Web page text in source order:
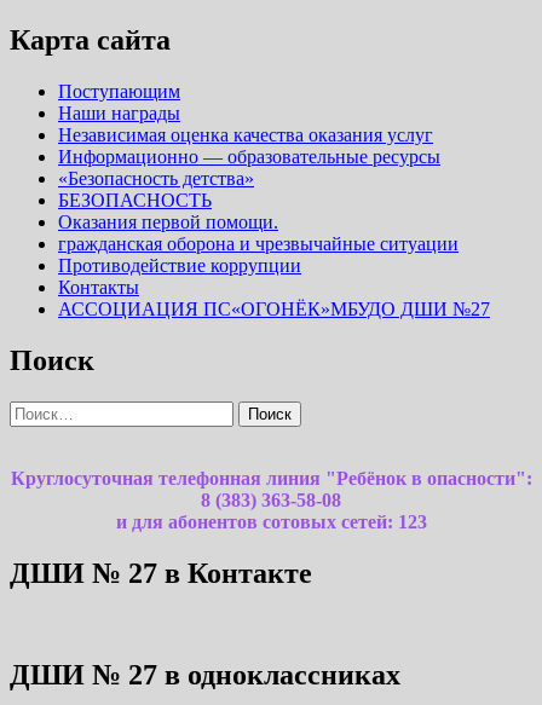
Карта сайта
Поступающим
Наши награды
Независимая оценка качества оказания услуг
Информационно — образовательные ресурсы
«Безопасность детства»
БЕЗОПАСНОСТЬ
Оказания первой помощи.
гражданская оборона и чрезвычайные ситуации
Противодействие коррупции
Контакты
АССОЦИАЦИЯ ПС«ОГОНЁК»МБУДО ДШИ №27
Поиск
Найти:
Круглосуточная телефонная линия "Ребёнок в опасности":
8 (383) 363-58-08
и для абонентов сотовых сетей: 123
ДШИ № 27 в Контакте
ДШИ № 27 в одноклассниках